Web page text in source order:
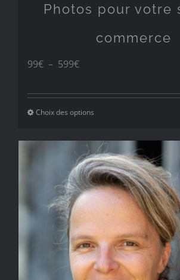
Photos pour votre
commerce
99€ – 599€Plage
prix :
à
599€
Choix des options